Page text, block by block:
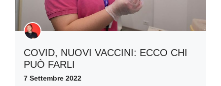
COVID, NUOVI VACCINI: ECCO CHI
PUÒ FARLI
7 Settembre 2022